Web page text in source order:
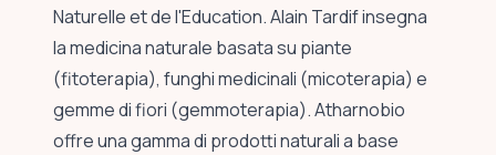
Naturelle et de l'Education. Alain Tardif insegna
la medicina naturale basata su piante
(fitoterapia), funghi medicinali (micoterapia) e
gemme di fiori (gemmoterapia). Atharnobio
offre una gamma di prodotti naturali a base